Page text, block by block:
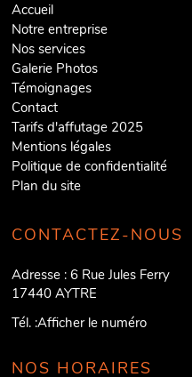
Accueil
Notre entreprise
Nos services
Galerie Photos
Témoignages
Contact
Tarifs d'affutage 2025
Mentions légales
Politique de confidentialité
Plan du site
CONTACTEZ-NOUS
Adresse :6 Rue Jules Ferry
17440 AYTRE
Tél. :Afficher le numéro
NOS HORAIRES